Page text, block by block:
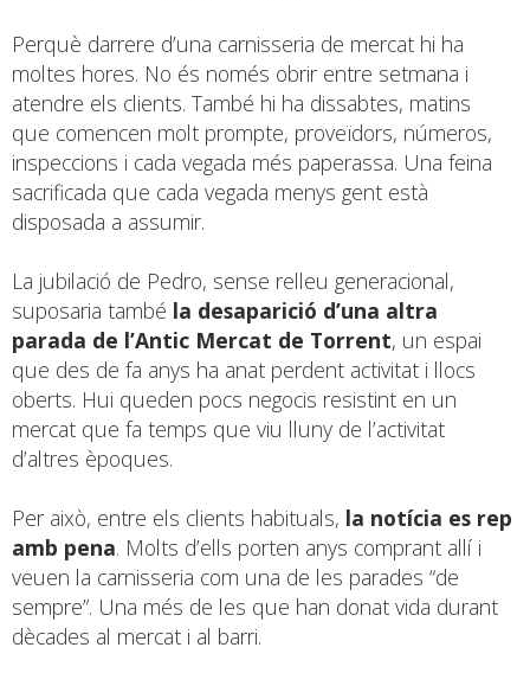
Perquè darrere d’una carnisseria de mercat hi ha
moltes hores. No és només obrir entre setmana i
atendre els clients. També hi ha dissabtes, matins
que comencen molt prompte, proveïdors, números,
inspeccions i cada vegada més paperassa. Una feina
sacrificada que cada vegada menys gent està
disposada a assumir.
La jubilació de Pedro, sense relleu generacional,
suposaria també la desaparició d’una altra
parada de l’Antic Mercat de Torrent, un espai
que des de fa anys ha anat perdent activitat i llocs
oberts. Hui queden pocs negocis resistint en un
mercat que fa temps que viu lluny de l’activitat
d’altres èpoques.
Per això, entre els clients habituals, la notícia es rep
amb pena. Molts d’ells porten anys comprant allí i
veuen la carnisseria com una de les parades “de
sempre”. Una més de les que han donat vida durant
dècades al mercat i al barri.